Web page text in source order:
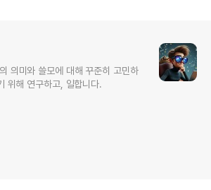
의미와 쓸모에 대해 꾸준히 고민하
위해 연구하고, 일합니다.